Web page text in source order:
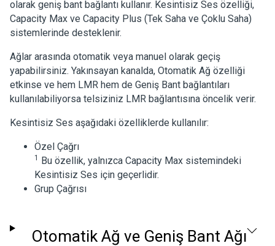
olarak geniş bant bağlantı kullanır. Kesintisiz Ses özelliği,
Capacity Max ve Capacity Plus (Tek Saha ve Çoklu Saha)
sistemlerinde desteklenir.
Ağlar arasında otomatik veya manuel olarak geçiş
yapabilirsiniz. Yakınsayan kanalda, Otomatik Ağ özelliği
etkinse ve hem LMR hem de Geniş Bant bağlantıları
kullanılabiliyorsa telsiziniz LMR bağlantısına öncelik verir.
Kesintisiz Ses aşağıdaki özelliklerde kullanılır:
Özel Çağrı
1 Bu özellik, yalnızca Capacity Max sistemindeki
Kesintisiz Ses için geçerlidir.
Grup Çağrısı
Otomatik Ağ ve Geniş Bant Ağı